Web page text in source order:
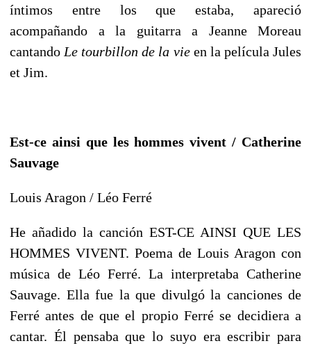
íntimos entre los que estaba, apareció
acompañando a la guitarra a Jeanne Moreau
cantando Le tourbillon de la vieen la película Jules
et Jim.
Est-ce ainsi que les hommes vivent / Catherine
Sauvage
Louis Aragon / Léo Ferré
He añadido la canción EST-CE AINSI QUE LES
HOMMES VIVENT. Poema de Louis Aragon con
música de Léo Ferré. La interpretaba Catherine
Sauvage. Ella fue la que divulgó la canciones de
Ferré antes de que el propio Ferré se decidiera a
cantar. Él pensaba que lo suyo era escribir para